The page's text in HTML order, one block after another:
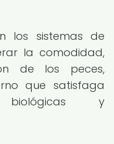
los sistemas de
la comodidad,
de los peces,
que satisfaga
biológicas y